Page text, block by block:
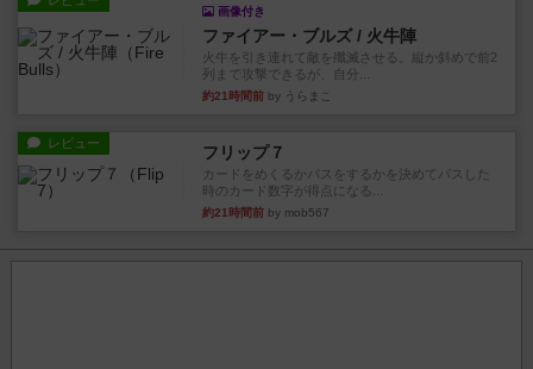
画像付き
ファイアー・ブルズ / 火牛陣
火牛を引き連れて敵を殲滅させる。縦か斜めで前2
列まで攻撃できるが、自分...
約21時間前 by うらまこ
レビュー フリップ７
カードをめくるかパスをするかを決めてパスした
時のカード数字が得点になる...
約21時間前 by mob567